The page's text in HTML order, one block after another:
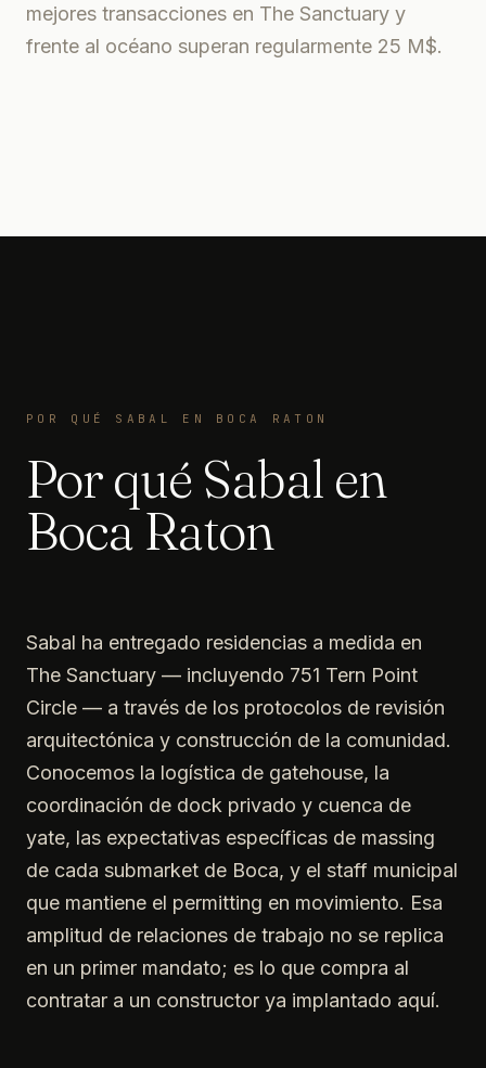
mejores transacciones en The Sanctuary y
frente al océano superan regularmente 25 M$.
POR QUÉ SABAL EN BOCA RATON
Por qué Sabal en
Boca Raton
Sabal ha entregado residencias a medida en
The Sanctuary — incluyendo 751 Tern Point
Circle — a través de los protocolos de revisión
arquitectónica y construcción de la comunidad.
Conocemos la logística de gatehouse, la
coordinación de dock privado y cuenca de
yate, las expectativas específicas de massing
de cada submarket de Boca, y el staff municipal
que mantiene el permitting en movimiento. Esa
amplitud de relaciones de trabajo no se replica
en un primer mandato; es lo que compra al
contratar a un constructor ya implantado aquí.